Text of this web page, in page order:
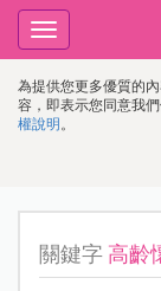
為提供您更多優質的
容，即表示您同意我
權說明 。
Toggle
navigation
關鍵字 高齡